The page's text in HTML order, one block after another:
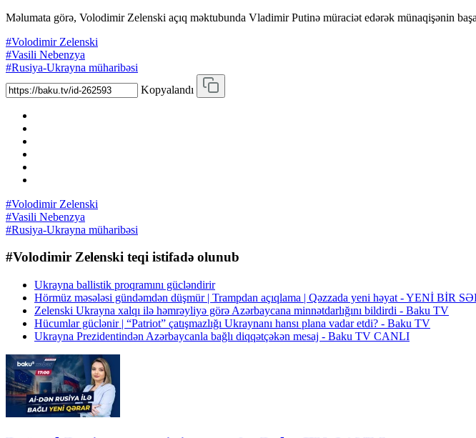
Məlumata görə, Volodimir Zelenski açıq məktubunda Vladimir Putinə müraciət edərək münaqişənin
#Volodimir Zelenski
#Vasili Nebenzya
#Rusiya-Ukrayna müharibəsi
Kopyalandı
#Volodimir Zelenski
#Vasili Nebenzya
#Rusiya-Ukrayna müharibəsi
#Volodimir Zelenski teqi istifadə olunub
Ukrayna ballistik proqramını gücləndirir
Hörmüz məsələsi gündəmdən düşmür | Trampdan açıqlama | Qəzzada yeni həyat - YENİ BİR
Zelenski Ukrayna xalqı ilə həmrəyliyə görə Azərbaycana minnətdarlığını bildirdi - Baku TV
Hücumlar güclənir | “Patriot” çatışmazlığı Ukraynanı hansı plana vadar etdi? - Baku TV
Ukrayna Prezidentindən Azərbaycanla bağlı diqqətçəkən mesaj - Baku TV CANLI